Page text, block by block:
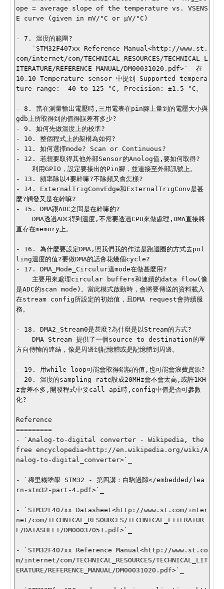
ope = average slope of the temperature vs. VSENS
E curve (given in mV/°C or μV/°C)
- 7. 溫度的範圍?
com/internet/com/TECHNICAL_RESOURCES/TECHNICAL_L
ITERATURE/REFERENCE_MANUAL/DM00031020.pdf>`_ 在
10.10 Temperature sensor 中提到 Supported tempera
ture range: –40 to 125 °C, Precision: ±1.5 °C。
- 8. 當在測量輸出電壓時,三用電表在pin腳上量到的電壓大小與
gdb上所取得到的值得誤差有多少?
- 9. 如何先做溫度上的校準?
- 10. 整個程式上的架構為如何?
- 11. 如何選擇mode? Scan or Continuous?
- 12. 若想要取得其他外部Sensor的Anolog值,要如何取得?
- 13. 頻率除以4要幹嘛?不除頻又會怎樣?
- 14. ExternalTrigConvEdge和ExternalTrigConv是甚
麼?觸發又是在幹嘛?
- 15. DMA跟ADC之間是在幹嘛的?
直存在memory上。
- 16. 為什麼要設定DMA,照我們我的作法是跑迴圈的方式去pol
ling溫度的值?要做DMA的話會花幾個cycle?
- 17. DMA_Mode_Circulur這mode在做甚麼用?
是ADC的scan mode)。當此模式啟動時，會將要傳送的資料載入
在stream config所設定的初始值，且DMA request會持續服
務。
- 18. DMA2_Stream0是甚麼?為什麼是以Stream的方式?
方向傳輸的連結，像是周邊到記憶體或是記憶體到周邊。
- 19. 用while loop可能會取得錯誤的值,也可能會浪費資源?
- 20. 溫度的sampling rate設成20MHz會不會太高,或許1KH
z會差不多,開發程式中要call api時,config中值是否可參數
化?
Reference
=========
- `Analog-to-digital converter - Wikipedia, the
free encyclopedia<http://en.wikipedia.org/wiki/A
nalog-to-digital_converter>`_
- `稀里糊塗學 STM32 - 第四講：白駒過隙</embedded/lea
rn-stm32-part-4.pdf>`_
- `STM32F407xx Datasheet<http://www.st.com/inter
net/com/TECHNICAL_RESOURCES/TECHNICAL_LITERATUR
E/DATASHEET/DM00037051.pdf>`_
- `STM32F407xx Reference Manual<http://www.st.co
m/internet/com/TECHNICAL_RESOURCES/TECHNICAL_LIT
ERATURE/REFERENCE_MANUAL/DM00031020.pdf>`_